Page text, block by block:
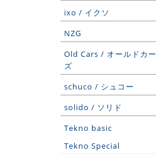
ixo / イクソ
NZG
Old Cars / オールドカー
ズ
schuco / シュコー
solido / ソリド
Tekno basic
Tekno Special